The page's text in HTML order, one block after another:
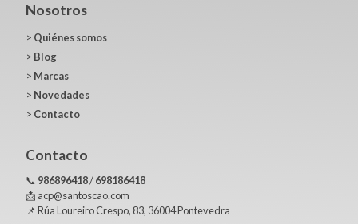
Nosotros
> Quiénes somos
> Blog
> Marcas
> Novedades
> Contacto
Contacto
📞 986896418/698186418
📩 acp@santoscao.com
📌 Rúa Loureiro Crespo, 83, 36004 Pontevedra